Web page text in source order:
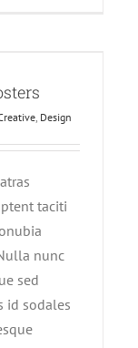
, Design
taciti
nunc
sed
id sodales